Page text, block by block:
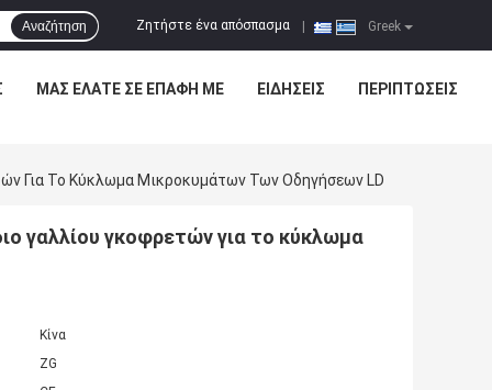
Greek
Ζητήστε ένα απόσπασμα
Αναζήτηση
ΜΑΣ ΕΛΆΤΕ ΣΕ ΕΠΑΦΉ ΜΕ ΕΙΔΉΣΕΙΣ ΠΕΡΙΠΤΏΣΕΙΣ
Για Το Κύκλωμα Μικροκυμάτων Των Οδηγήσεων LD
γαλλίου γκοφρετών για το κύκλωμα
Κίνα
ZG